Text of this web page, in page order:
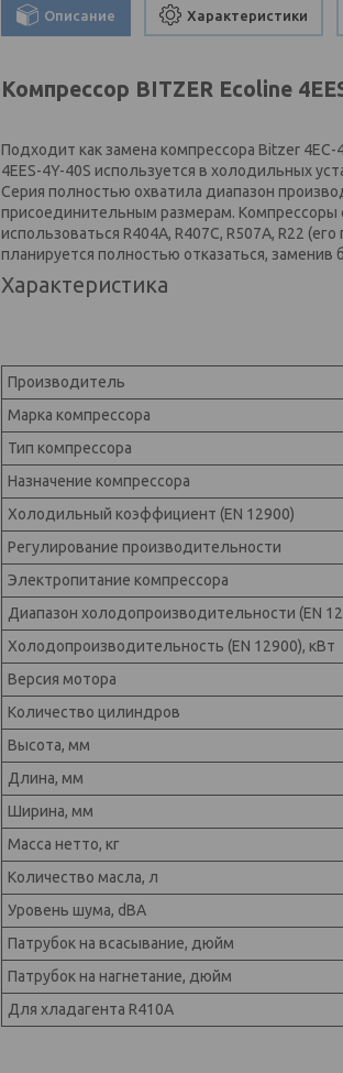
Описание Характеристики
Компрессор BITZER Ecoline
Подходит как замена компрессора Bitzer
4EES-4Y-40S используется в холодильных
Серия полностью охватила диапазон
присоединительным размерам. Компрессоры
использоваться R404A, R407C, R507A, R22
планируется полностью отказаться,
Характеристика
Производитель
Марка компрессора
Тип компрессора
Назначение компрессора
Холодильный коэффициент (EN 12900)
Регулирование производительности
Электропитание компрессора
Диапазон холодопроизводительности (EN
Холодопроизводительность (EN 12900), кВт
Версия мотора
Количество цилиндров
Высота, мм
Длина, мм
Ширина, мм
Масса нетто, кг
Количество масла, л
Уровень шума, dBA
Патрубок на всасывание, дюйм
Патрубок на нагнетание, дюйм
Для хладагента R410A